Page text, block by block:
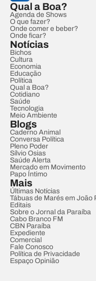
Qual a Boa?
Agenda de Shows
O que fazer?
Onde comer e beber?
Onde ficar?
Notícias
Bichos
Cultura
Economia
Educação
Política
Qual a Boa?
Cotidiano
Saúde
Tecnologia
Meio Ambiente
Blogs
Caderno Animal
Conversa Política
Pleno Poder
Sílvio Osias
Saúde Alerta
Mercado em Movimento
Papo Íntimo
Mais
Últimas Notícias
Tábuas de Marés em João
Editais
Sobre o Jornal da Paraíba
Cabo Branco FM
CBN Paraíba
Expediente
Comercial
Fale Conosco
Política de Privacidade
Espaço Opinião